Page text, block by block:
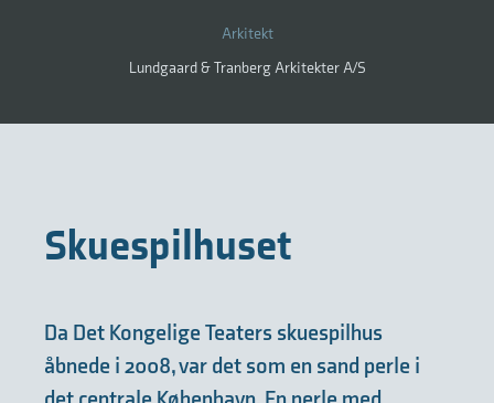
Arkitekt
Lundgaard & Tranberg Arkitekter A/S
Skuespilhuset
Da Det Kongelige Teaters skuespilhus
åbnede i 2008, var det som en sand perle i